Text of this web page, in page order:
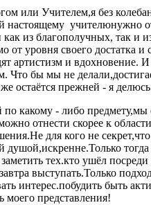
или Учителем,я без
настоящему учителюнужно
из благополучных, так и
от уровня своего достатка
артистизм и вдохновение.
бы мы не
остаётся прежней - я
какому - либо
отнести скорее к
для кого не
тех.кто ушёл
выступать.Только
интерес.побудить быть
представления!